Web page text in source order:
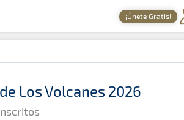
¡Únete Gratis!
TIEMPOS
Los Volcanes 2026